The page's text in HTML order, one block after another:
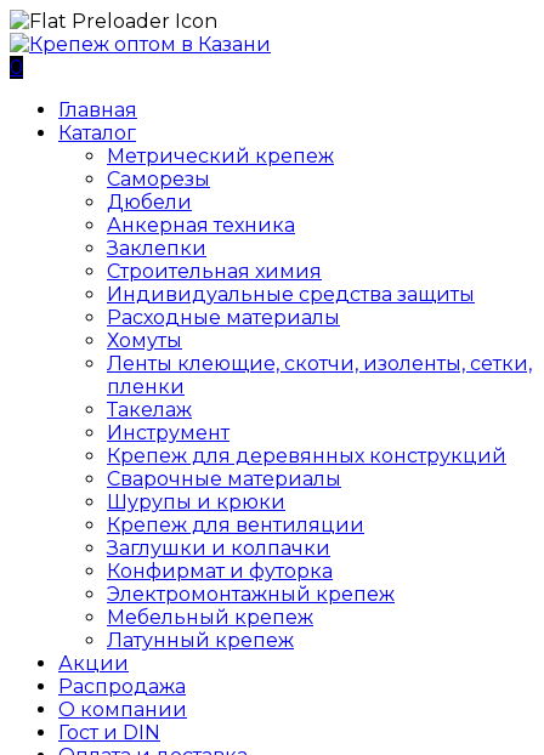
0
Главная
Каталог
Метрический крепеж
Саморезы
Дюбели
Анкерная техника
Заклепки
Строительная химия
Индивидуальные средства защиты
Расходные материалы
Хомуты
Ленты клеющие, скотчи, изоленты, сетки,
пленки
Такелаж
Инструмент
Крепеж для деревянных конструкций
Сварочные материалы
Шурупы и крюки
Крепеж для вентиляции
Заглушки и колпачки
Конфирмат и футорка
Электромонтажный крепеж
Мебельный крепеж
Латунный крепеж
Акции
Распродажа
О компании
Гост и DIN